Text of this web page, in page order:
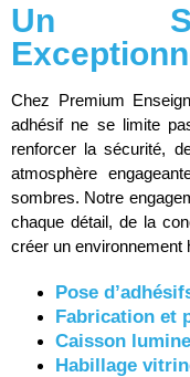
Un
Chez Premium
adhésif ne se limite
renforcer la sécurité,
atmosphère
sombres. Notre
chaque détail, de la
créer un environnement
Pose
Fabrication et
Caisson
Habillage